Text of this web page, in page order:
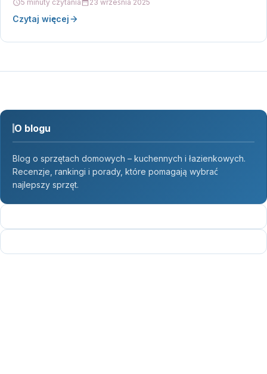
5 minuty czytania 23 września 2025
Czytaj więcej
O blogu
Blog o sprzętach domowych – kuchennych i łazienkowych.
Recenzje, rankingi i porady, które pomagają wybrać
najlepszy sprzęt.